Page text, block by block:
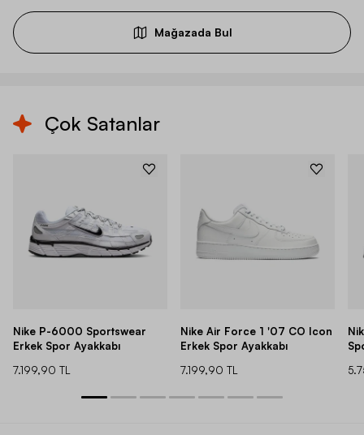
Mağazada Bul
Çok Satanlar
Nike P-6000 Sportswear
Erkek Spor Ayakkabı
7.199,90 TL
Nike Air Force 1 '07 CO Icon
Erkek Spor Ayakkabı
7.199,90 TL